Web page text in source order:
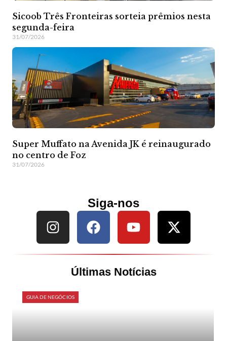
Sicoob Três Fronteiras sorteia prêmios nesta
segunda-feira
31/07/2026
Super Muffato na Avenida JK é reinaugurado
no centro de Foz
31/07/2026
Siga-nos
Últimas Notícias
GUIA DE NEGÓCIOS